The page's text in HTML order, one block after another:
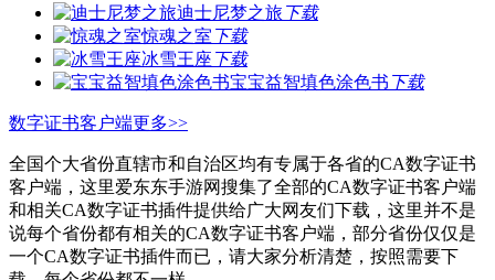
迪士尼梦之旅 下载
惊魂之室 下载
冰雪王座 下载
宝宝益智填色涂色书 下载
数字证书客户端更多>>
全国个大省份直辖市和自治区均有专属于各省的CA数字证书
客户端，这里爱东东手游网搜集了全部的CA数字证书客户端
和相关CA数字证书插件提供给广大网友们下载，这里并不是
说每个省份都有相关的CA数字证书客户端，部分省份仅仅是
一个CA数字证书插件而已，请大家分析清楚，按照需要下